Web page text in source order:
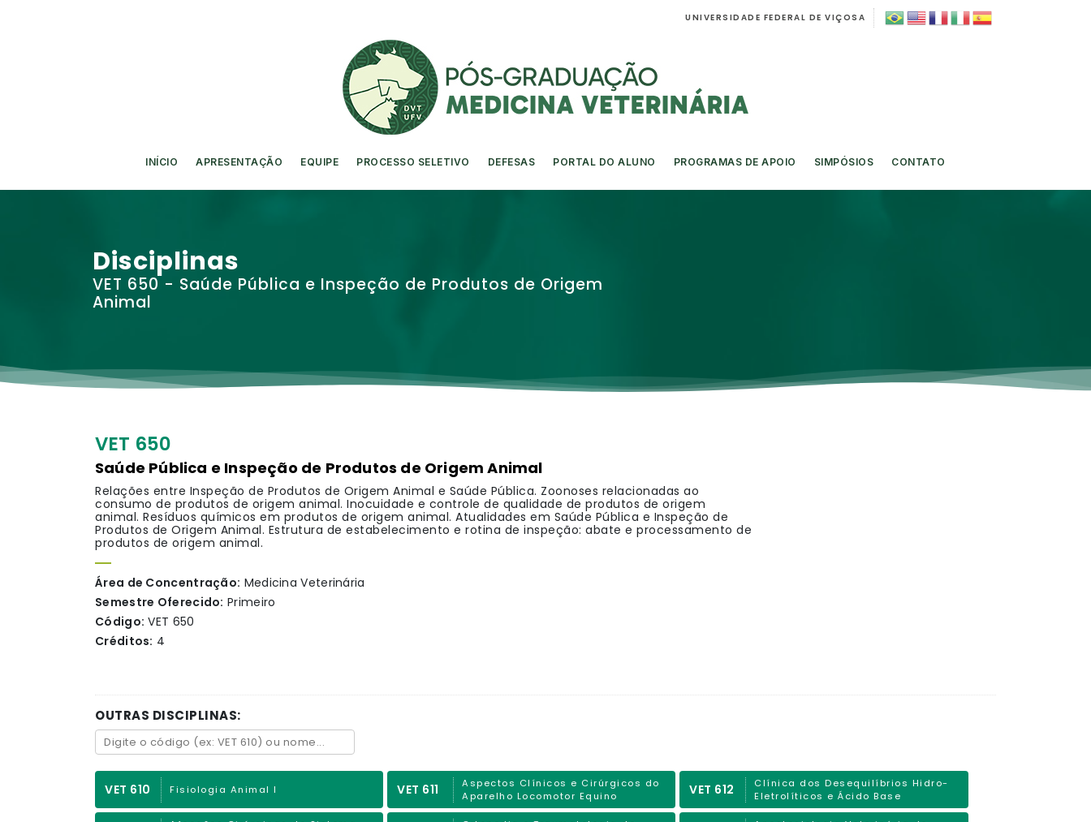
UNIVERSIDADE FEDERAL DE VIÇOSA
INÍCIO APRESENTAÇÃO EQUIPE PROCESSO SELETIVO DEFESAS PORTAL DO ALUNO PROGRAMAS DE APOIO SIMPÓSIOS CONTATO
Disciplinas
VET 650 - Saúde Pública e Inspeção de Produtos de Origem
Animal
VET 650
Saúde Pública e Inspeção de Produtos de Origem Animal
Relações entre Inspeção de Produtos de Origem Animal e Saúde Pública. Zoonoses relacionadas ao
consumo de produtos de origem animal. Inocuidade e controle de qualidade de produtos de origem
animal. Resíduos químicos em produtos de origem animal. Atualidades em Saúde Pública e Inspeção de
Produtos de Origem Animal. Estrutura de estabelecimento e rotina de inspeção: abate e processamento de
produtos de origem animal.
Área de Concentração: Medicina Veterinária
Semestre Oferecido: Primeiro
Código: VET 650
Créditos: 4
OUTRAS DISCIPLINAS:
VET 610 Fisiologia Animal I VET 611
Aspectos Clínicos e Cirúrgicos do
Aparelho Locomotor Equino
VET 612
Clínica dos Desequilíbrios Hidro-
Eletrolíticos e Ácido Base